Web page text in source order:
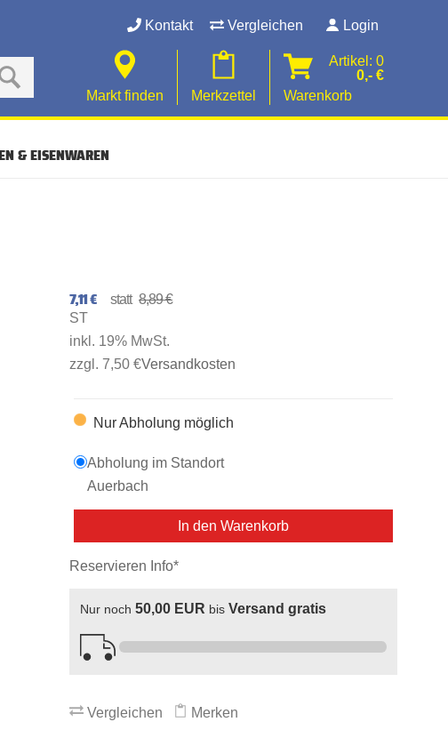
Kontakt Vergleichen Login
Markt finden Merkzettel
Artikel: 0
0,- €
Warenkorb
& EISENWAREN
8,89 €
7,11 €
ST
inkl. 19% MwSt.
zzgl. 7,50 €Versandkosten
Nur Abholung möglich
Abholung im Standort
Auerbach
In den Warenkorb
Reservieren Info*
Nur noch 50,00 EUR bis Versand gratis
Vergleichen Merken